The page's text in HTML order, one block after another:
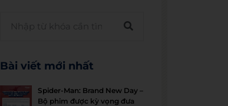
Bài viết mới nhất
Spider-Man: Brand New Day –
Bộ phim được kỳ vọng đưa